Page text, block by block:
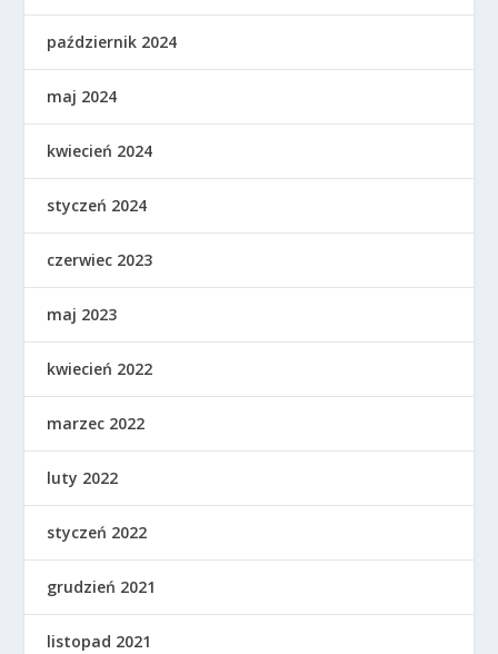
październik 2024
maj 2024
kwiecień 2024
styczeń 2024
czerwiec 2023
maj 2023
kwiecień 2022
marzec 2022
luty 2022
styczeń 2022
grudzień 2021
listopad 2021